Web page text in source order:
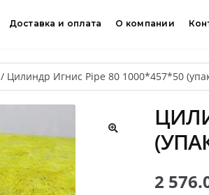
Доставка и оплата О компании
/ Цилиндр Игнис Pipe 80 1000*457*50
2